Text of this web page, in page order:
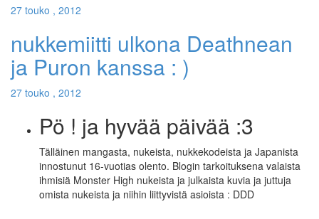
27 touko , 2012
nukkemiitti ulkona Deathnean
ja Puron kanssa : )
27 touko , 2012
Pö ! ja hyvää päivää :3
Tälläinen mangasta, nukeista, nukkekodeista ja Japanista
innostunut 16-vuotias olento. Blogin tarkoituksena valaista
ihmisiä Monster High nukeista ja julkaista kuvia ja juttuja
omista nukeista ja niihin liittyvistä asioista : DDD